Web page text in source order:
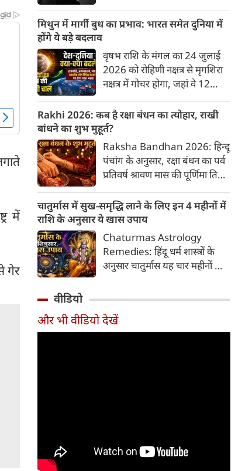
में
गेर
जाए। वे एक ऐसा सार्वभौमिक सत्य
खोजना चाहते थे, जिस पर कोई भी
प्रश्नचिह्न न लगा सके। इसी विचार ने
बुद्धिवाद (Rationalism) की नींव
रखी। आइए, देकार्त के इस अद्भुत
दार्शनिक चिंतन के 4 प्रमुख स्तंभों को
गहराई से समझते हैं।
मिथुन में मार्गी बुध का प्रभाव: भारत समेत दुनिया में
होंगे ये बड़े बदलाव
वृषभ राशि के मंगल का 24 जुलाई
2026 को रोहिणी नक्षत्र से मृगशिरा
नक्षत्र में गोचर होगा, जहां वे 12
में एक बड़ा हलचल भरा मोड़ आ चुका
है- बुध ग्रह अपनी ही प्रिय राशि मिथुन
में सीधे (मार्गी) चलने लगे हैं। अब जब
बुद्धि और संवाद का कारक ग्रह सीधी
चाल चलेगा, तो जाहिर है आपकी
सोच, बातचीत और फैसलों की रफ्तार
भी बदल जाएगी।
Rakhi 2026: कब है रक्षा बंधन का त्योहार, राखी
बांधने का शुभ मुहूर्त?
Raksha Bandhan 2026: हिन्दू
पंचांग के अनुसार, रक्षा बंधन का पर्व
प्रतिवर्ष श्रावण मास की पूर्णिमा तिथि
में इसे मिठास और खुशियों का उत्सव
माना गया है। यह भाई-बहन के प्रेम
का पावन पर्व है। यहां जानें रक्षा बंधन
2026 कब है? जानें रक्षा बंधन
2026 की तारीख...
चातुर्मास में सुख-समृद्धि लाने के लिए इन 4 महीनों में
राशि के अनुसार ये खास उपाय
Chaturmas Astrology
Remedies: हिंदू धर्म शास्त्रों के
अनुसार चातुर्मास यह चार महीनों का
आप अपनी राशि के अनुसार चातुर्मास
में कुछ विशेष उपाय करते हैं, तो
वीडियो
और भी वीडियो देखें